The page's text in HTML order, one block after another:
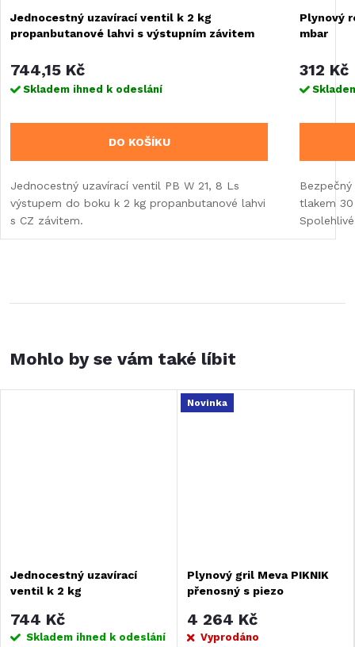
Jednocestný uzavírací ventil k 2 kg
propanbutanové lahvi s výstupním závitem
744,15 Kč
Skladem ihned k odeslání
DO KOŠÍKU
Jednocestný uzavírací ventil PB W 21, 8 Ls
výstupem do boku k 2 kg propanbutanové lahvi
s CZ závitem.
Plynový
mbar
312 Kč
tlakem
Jednocestný uzavírací
ventil k 2 kg
výstupním závitem do boku
744 Kč
Skladem ihned k odeslání
Novinka
Plynový gril Meva PIKNIK
přenosný s piezo
4 264 Kč
Vyprodáno